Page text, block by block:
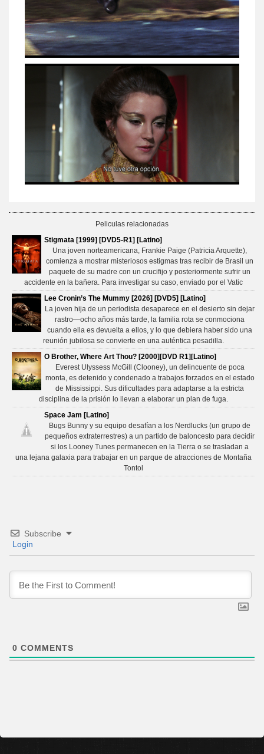
Peliculas relacionadas
Stigmata [1999] [DVD5-R1] [Latino]
Una joven norteamericana, Frankie Paige (Patricia Arquette),
comienza a mostrar misteriosos estigmas tras recibir de Brasil un
paquete de su madre con un crucifijo y posteriormente sufrir un
accidente en la bañera. Para investigar su caso, enviado por el Vatic
Lee Cronin’s The Mummy [2026] [DVD5] [Latino]
La joven hija de un periodista desaparece en el desierto sin dejar
rastro—ocho años más tarde, la familia rota se conmociona
cuando ella es devuelta a ellos, y lo que debiera haber sido una
reunión jubilosa se convierte en una auténtica pesadilla.
O Brother, Where Art Thou? [2000][DVD R1][Latino]
Everest Ulyssess McGill (Clooney), un delincuente de poca
monta, es detenido y condenado a trabajos forzados en el estado
de Mississippi. Sus dificultades para adaptarse a la estricta
disciplina de la prisión lo llevan a elaborar un plan de fuga.
Space Jam [Latino]
Bugs Bunny y su equipo desafían a los Nerdlucks (un grupo de
pequeños extraterrestres) a un partido de baloncesto para decidir
si los Looney Tunes permanecen en la Tierra o se trasladan a
una lejana galaxia para trabajar en un parque de atracciones de Montaña
Tontol
Subscribe
Login
0 COMMENTS